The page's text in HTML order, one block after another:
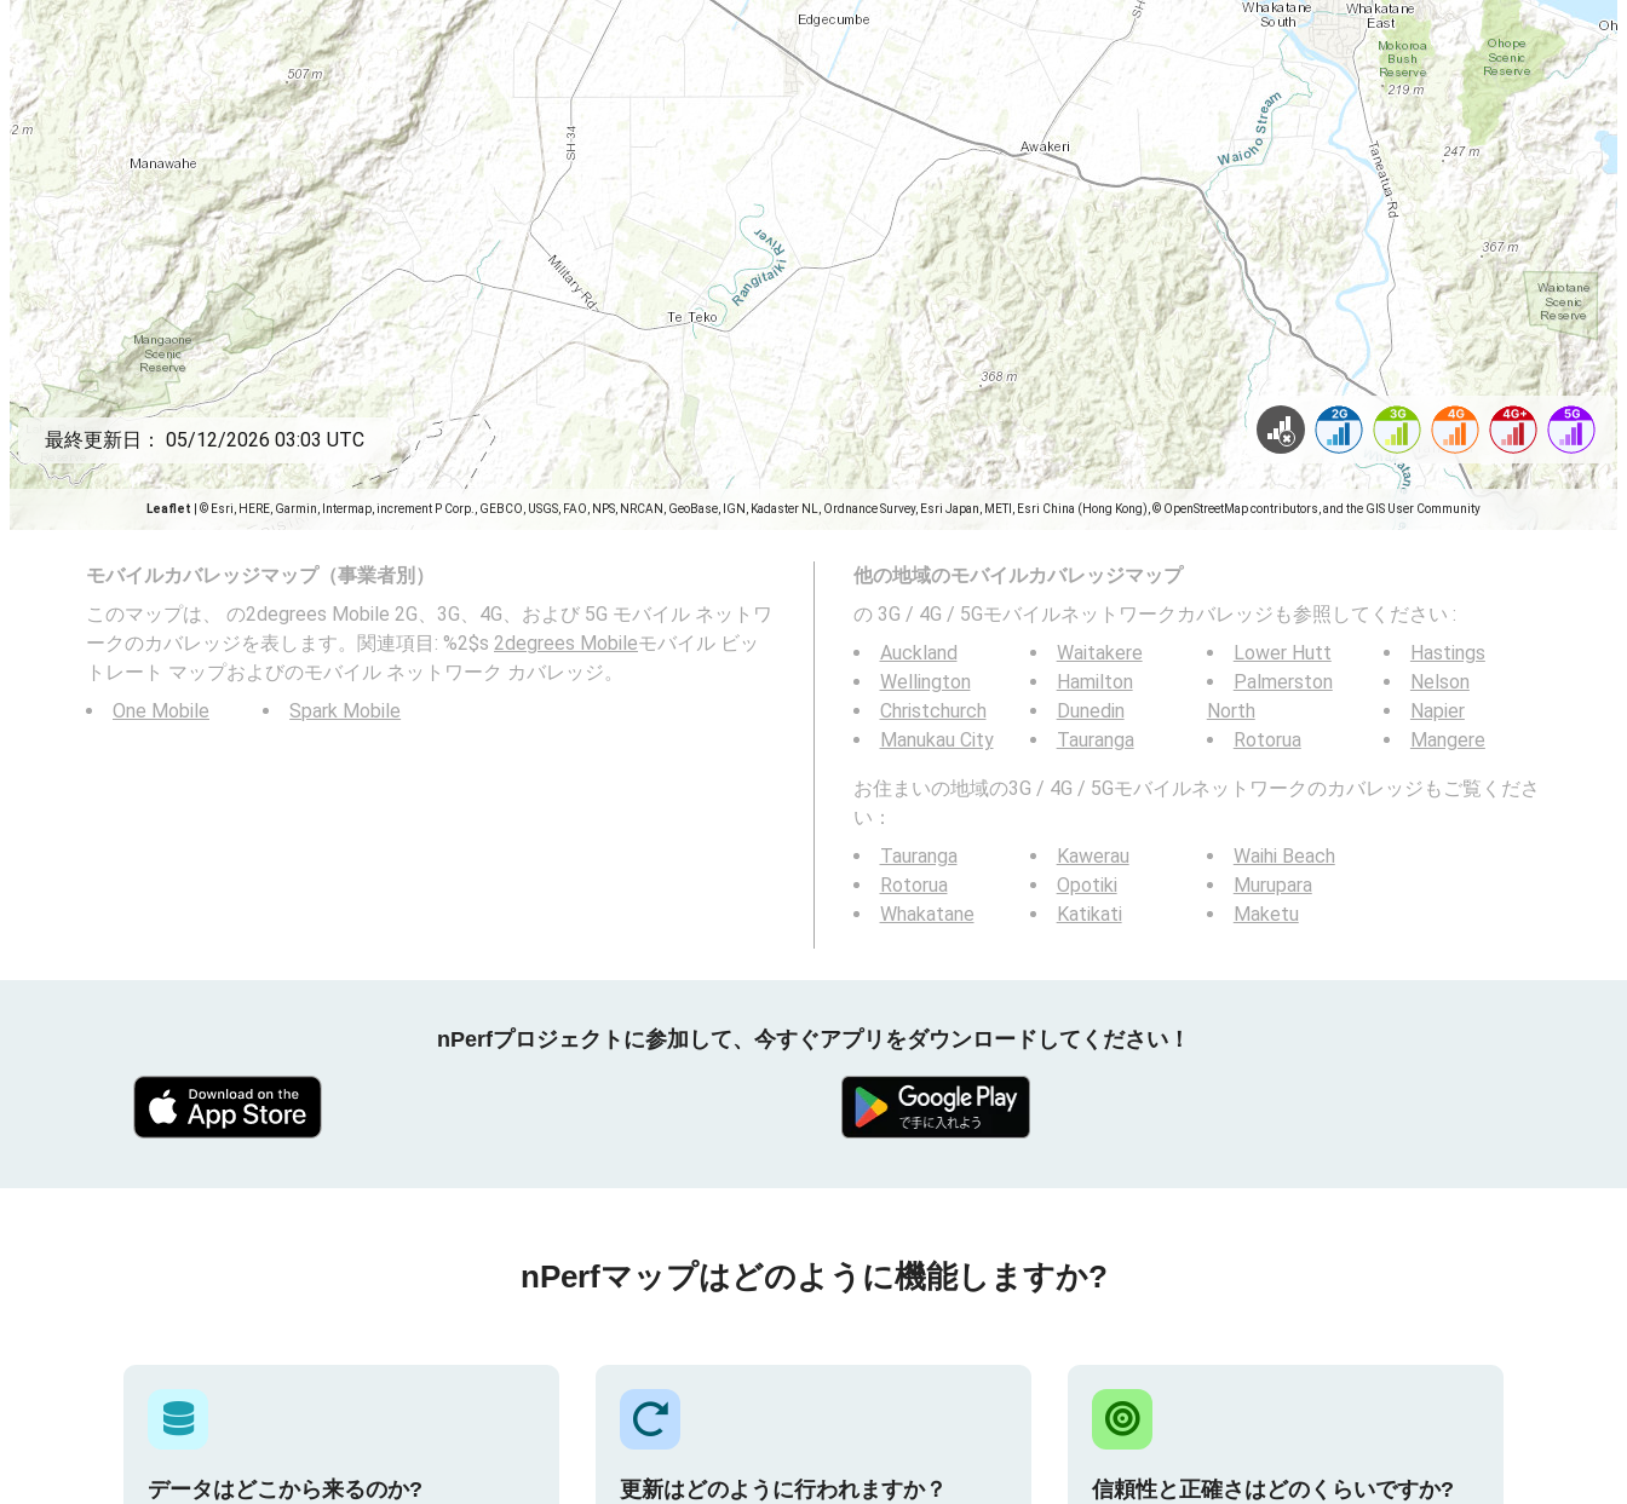
Leaflet © Esri, HERE, Garmin, Intermap, increment P Corp., GEBCO, USGS, FAO, NPS, NRCAN, GeoBase, IGN, Kadaster NL, Ordnance Survey, Esri Japan, METI, Esri China (Hong Kong), © OpenStreetMap contributors, and the GIS User Community
最終更新日： 05/12/2026 03:03 UTC
モバイルカバレッジマップ（事業者別）
このマップは、 の2degrees Mobile 2G、3G、4G、および 5G モバイル ネットワ
ークのカバレッジを表します。関連項目: %2$s 2degrees Mobileモバイル ビッ
トレート マップおよびのモバイル ネットワーク カバレッジ。
One Mobile
Spark Mobile
他の地域のモバイルカバレッジマップ
の 3G / 4G / 5Gモバイルネットワークカバレッジも参照してください :
Auckland
Wellington
Christchurch
Manukau City
Waitakere
Hamilton
Dunedin
Tauranga
Lower Hutt
Palmerston
North
Rotorua
Hastings
Nelson
Napier
Mangere
お住まいの地域の3G / 4G / 5Gモバイルネットワークのカバレッジもご覧くださ
い：
Tauranga
Rotorua
Whakatane
Kawerau
Opotiki
Katikati
Waihi Beach
Murupara
Maketu
nPerfプロジェクトに参加して、今すぐアプリをダウンロードしてください！
nPerfマップはどのように機能しますか?
データはどこから来るのか? 更新はどのように行われますか？ 信頼性と正確さはどのくらいですか?